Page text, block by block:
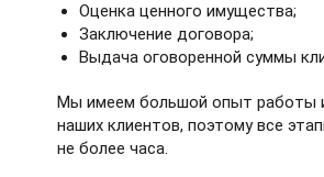
Оценка ценного имущества;
Заключение договора;
Выдача оговоренной суммы
Мы имеем большой опыт работы
наших клиентов, поэтому все
не более часа.